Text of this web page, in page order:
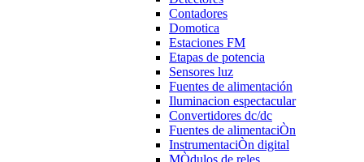
Contadores
Domotica
Estaciones FM
Etapas de potencia
Sensores luz
Fuentes de alimentación
Iluminacion espectacular
Convertidores dc/dc
Fuentes de alimentaciÒn
InstrumentaciÒn digital
MÒdulos de reles